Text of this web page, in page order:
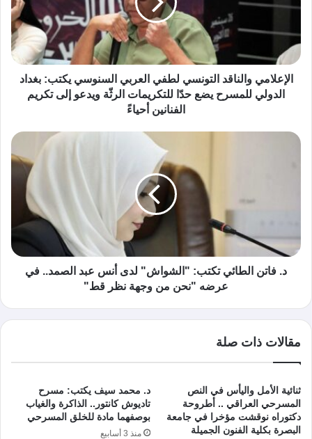
الإعلامي والناقد التونسي لطفي العربي السنوسي يكتب: بغداد
الدولي للمسرح يضع حدّا للتكريمات الرثّة ويدعو إلى تكريم
الفنانين أحياءً
د. فاتن الطائي تكتب: "الشواش" لدى أنس عبد الصمد.. في
عرضه "نحن من وجهة نظر قط"
مقالات ذات صلة
ثنائية الأمل واليأس في النص
المسرحي العراقي .. أطروحة
دكتوراه نوقشت مؤخرا في جامعة
البصرة بكلية الفنون الجميلة
د. محمد سيف يكتب: مسرح
تاديوش كانتور.. الذاكرة والغياب
بوصفهما مادة للخلق المسرحي
منذ 3 أسابيع